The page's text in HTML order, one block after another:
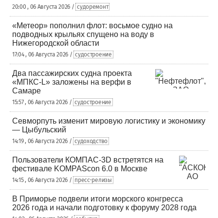
20:00 , 06 Августа 2026 / судоремонт
«Метеор» пополнил флот: восьмое судно на
подводных крыльях спущено на воду в
Нижегородской области
17:04 , 06 Августа 2026 / судостроение
Два пассажирских судна проекта
«МПКС-L» заложены на верфи в
Самаре
15:57 , 06 Августа 2026 / судостроение
Севморпуть изменит мировую логистику и экономику
— Цыбульский
14:19 , 06 Августа 2026 / судоходство
Пользователи КОМПАС-3D встретятся на
фестивале KOMPAScon 6.0 в Москве
14:15 , 06 Августа 2026 / пресс-релизы
В Приморье подвели итоги морского конгресса
2026 года и начали подготовку к форуму 2028 года